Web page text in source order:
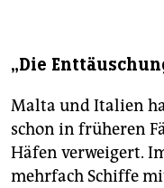
„Die
Malta und Italien
schon in früheren
Häfen verweigert.
mehrfach Schiffe